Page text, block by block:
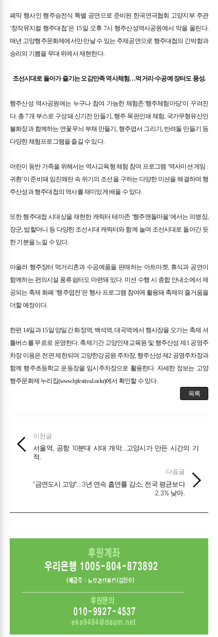
폐막 행사인 행주승전식 특별 공연으로 준비된 한국연극협회 고양지부 주관
‘창작뮤지컬 행주대첩’은 15일 오후 7시 행주산성역사공원에서 막을 올린다.
매년 고양행주문화제에서만 만날 수 있는 주제공연으로 행주대첩의 긴박함과
승리의 기쁨을 무대 위에서 재현한다.
조선시대로 돌아가 즐기는 오감만족 역사체험…먹거리·수공예 장터도 풍성.
행주산성 역사공원에는 누구나 참여 가능한 체험존‘행주체험마당’이 꾸려진
다. 총 7개 부스로 구성돼 신기전 만들기, 행주 목판인쇄 체험, 국가무형유산인
불화장과 함께하는 연꽃무늬 부채 만들기, 행주엽서 그리기, 반려돌 만들기 등
다양한 체험프로그램을 즐길 수 있다.
어린이 동반 가족을 위해서는 역사교육형 체험 참여 프로그램 ‘역사미션 게임 :
귀환’이 준비돼 임진왜란 속 위기의 조선을 구하는 다양한 미션을 해결하며 행
주산성과 행주대첩의 역사를 재미있게 배울 수 있다.
또한 행주대첩 시대상을 재현한 캐릭터 테마존 ‘행주맨돌마을’에서는 의병장,
장군, 밥할머니 등 다양한 조선시대 캐릭터와 함께 놀며 조선시대로 돌아간 듯
한 기분을 느낄 수 있다.
아울러 행주장터 먹거리촌과 수공예품을 판매하는 아트마켓, 휴식과 공연이
함께하는 편의시설 풍류쉼터도 마련돼 있다. 미션 수행 시 종합 안내소에서 제
공되는 축제 화폐 ‘행주엽전’은 행사 프로그램 참여에 활용돼 축제의 즐거움을
더할 예정이다.
한편 14일과 15일 양일간 화정역, 백석역, 대곡역에서 행사장을 오가는 축제 셔
틀버스를 무료로 운영한다. 축제기간 고양인재교육원 및 행주산성 제1 공영주
차장 이용은 전면 제한되며 고양한강공원 주차장, 행주산성 제2 공영주차장과
함께 행주초등학교 운동장을 임시주차장으로 활용한다. 자세한 정보는 고양
행주문화제 누리집(www.hjfestival.or.kr)에서 확인할 수 있다.
목록
이전글
서울역, 공항 10분대 시대 개막…고양시가 만든 시간의 기
적.
다음글
“금연도시 고양”…3년 연속 흡연률 감소, 전국 평균보다
2.3% 낮아.